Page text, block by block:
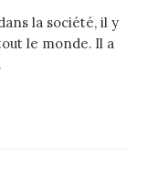
la société, il y
le monde. Il a